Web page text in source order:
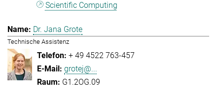
Scientific Computing
Dr. Jana Grote
Technische Assistenz
+ 49 4522 763-457
grotej@...
G1.2OG.09